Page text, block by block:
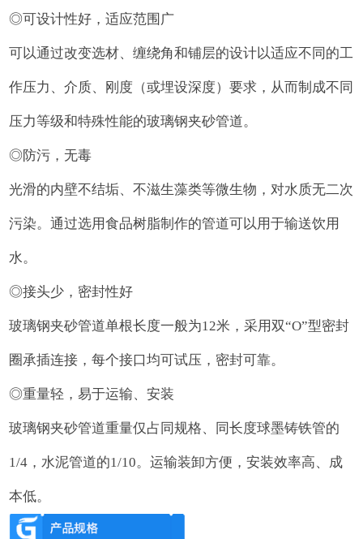
◎可设计性好，适应范围广
可以通过改变选材、缠绕角和铺层的设计以适应不同的工
作压力、介质、刚度（或埋设深度）要求，从而制成不同
压力等级和特殊性能的玻璃钢夹砂管道。
◎防污，无毒
光滑的内壁不结垢、不滋生藻类等微生物，对水质无二次
污染。通过选用食品树脂制作的管道可以用于输送饮用
水。
◎接头少，密封性好
玻璃钢夹砂管道单根长度一般为12米，采用双“O”型密封
圈承插连接，每个接口均可试压，密封可靠。
◎重量轻，易于运输、安装
玻璃钢夹砂管道重量仅占同规格、同长度球墨铸铁管的
1/4，水泥管道的1/10。运输装卸方便，安装效率高、成
本低。